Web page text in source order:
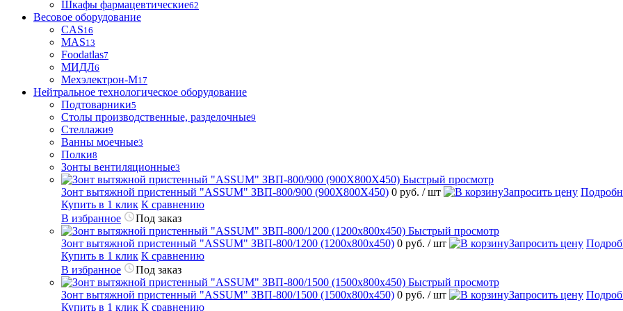
Шкафы фармацевтические62
Весовое оборудование
CAS16
MAS13
Foodatlas7
МИДЛ6
Мехэлектрон-М17
Нейтральное технологическое оборудование
Подтоварники5
Столы производственные, разделочные9
Стеллажи9
Ванны моечные3
Полки8
Зонты вентиляционные3
Быстрый просмотр
Зонт вытяжной пристенный "ASSUM" ЗВП-800/900 (900Х800Х450) 0 руб. / шт Запросить цену
Купить в 1 клик К сравнению
В избранное
Под заказ
Быстрый просмотр
Зонт вытяжной пристенный "ASSUM" ЗВП-800/1200 (1200х800х450) 0 руб. / шт Запросить цену
Купить в 1 клик К сравнению
В избранное
Под заказ
Быстрый просмотр
Зонт вытяжной пристенный "ASSUM" ЗВП-800/1500 (1500х800х450) 0 руб. / шт Запросить цену
Купить в 1 клик К сравнению